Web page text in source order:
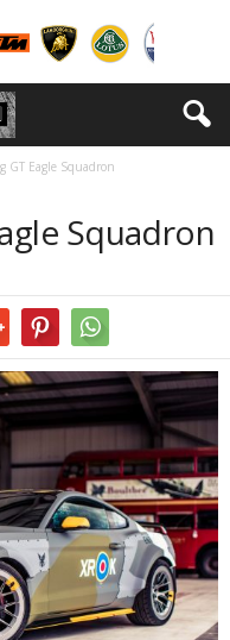
GT Eagle Squadron
Squadron